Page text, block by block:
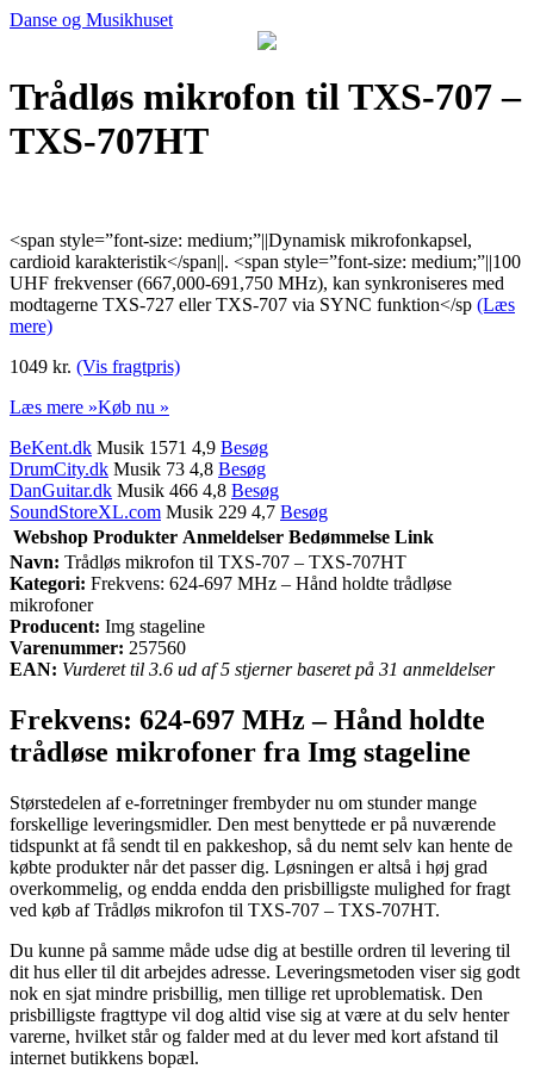
Danse og Musikhuset
Trådløs mikrofon til TXS-707 –
TXS-707HT
<span style=”font-size: medium;”||Dynamisk mikrofonkapsel,
cardioid karakteristik</span||. <span style=”font-size: medium;”||100
UHF frekvenser (667,000-691,750 MHz), kan synkroniseres med
modtagerne TXS-727 eller TXS-707 via SYNC funktion</sp (Læs
mere)
1049 kr. (Vis fragtpris)
Læs mere »Køb nu »
BeKent.dk Musik 1571 4,9 Besøg
DrumCity.dk Musik 73 4,8 Besøg
DanGuitar.dk Musik 466 4,8 Besøg
SoundStoreXL.com Musik 229 4,7 Besøg
Webshop Produkter Anmeldelser Bedømmelse Link
Navn: Trådløs mikrofon til TXS-707 – TXS-707HT
Kategori: Frekvens: 624-697 MHz – Hånd holdte trådløse
mikrofoner
Producent: Img stageline
Varenummer: 257560
EAN: Vurderet til 3.6 ud af 5 stjerner baseret på 31 anmeldelser
Frekvens: 624-697 MHz – Hånd holdte
trådløse mikrofoner fra Img stageline
Størstedelen af e-forretninger frembyder nu om stunder mange
forskellige leveringsmidler. Den mest benyttede er på nuværende
tidspunkt at få sendt til en pakkeshop, så du nemt selv kan hente de
købte produkter når det passer dig. Løsningen er altså i høj grad
overkommelig, og endda endda den prisbilligste mulighed for fragt
ved køb af Trådløs mikrofon til TXS-707 – TXS-707HT.
Du kunne på samme måde udse dig at bestille ordren til levering til
dit hus eller til dit arbejdes adresse. Leveringsmetoden viser sig godt
nok en sjat mindre prisbillig, men tillige ret uproblematisk. Den
prisbilligste fragttype vil dog altid vise sig at være at du selv henter
varerne, hvilket står og falder med at du lever med kort afstand til
internet butikkens bopæl.